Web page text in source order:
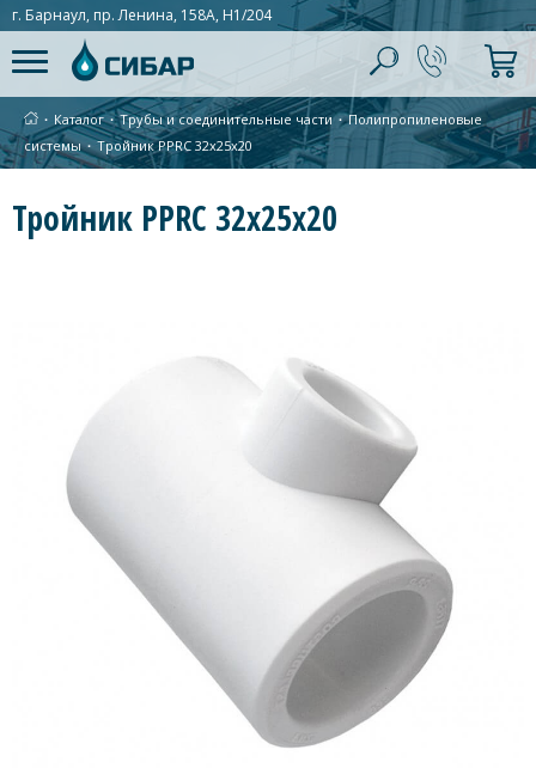
г. Барнаул, пр. Ленина, 158А, Н1/204
∙ Каталог ∙Трубы и соединительные части ∙Полипропиленовые
системы ∙Тройник PPRC 32х25х20
Тройник PPRC 32х25х20